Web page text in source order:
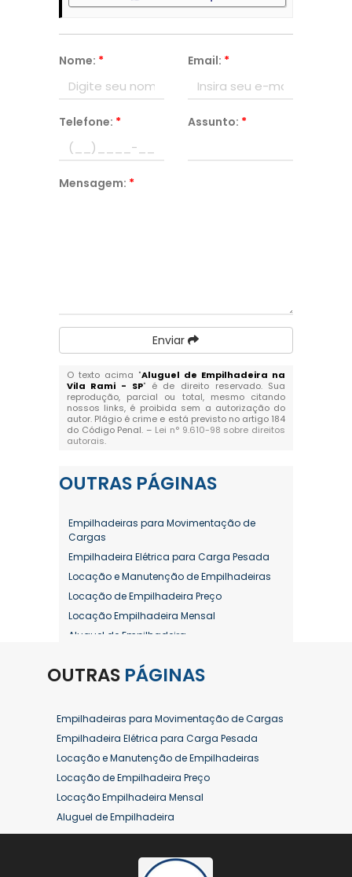
Nome: * Email: *
Telefone: * Assunto: *
Mensagem: *
Enviar
O texto acima "Aluguel de Empilhadeira na
Vila Rami - SP" é de direito reservado. Sua
reprodução, parcial ou total, mesmo citando
nossos links, é proibida sem a autorização do
autor. Plágio é crime e está previsto no artigo 184
do Código Penal. – Lei n° 9.610-98 sobre direitos
autorais.
OUTRAS PÁGINAS
Empilhadeiras para Movimentação de
Cargas
Empilhadeira Elétrica para Carga Pesada
Locação e Manutenção de Empilhadeiras
Locação de Empilhadeira Preço
Locação Empilhadeira Mensal
Aluguel de Empilhadeira
Aluguel de Empilhadeira Diária Valor
Aluguel de Empilhadeira Elétrica Preço
Aluguel de Empilhadeira Mensal
Aluguel de Empilhadeira Preço
Aluguel de Empilhadeira Valor
Aluguel de Empilhadeiras Eletricas
Conserto de Empilhadeira
Contrato de Locação de Empilhadeira
Empilhadeira a Combustão Hyster
OUTRAS PÁGINAS
Empilhadeiras para Movimentação de Cargas
Empilhadeira Elétrica para Carga Pesada
Locação e Manutenção de Empilhadeiras
Locação de Empilhadeira Preço
Locação Empilhadeira Mensal
Aluguel de Empilhadeira
Aluguel de Empilhadeira a Combustão
Aluguel de Empilhadeira Diária Valor